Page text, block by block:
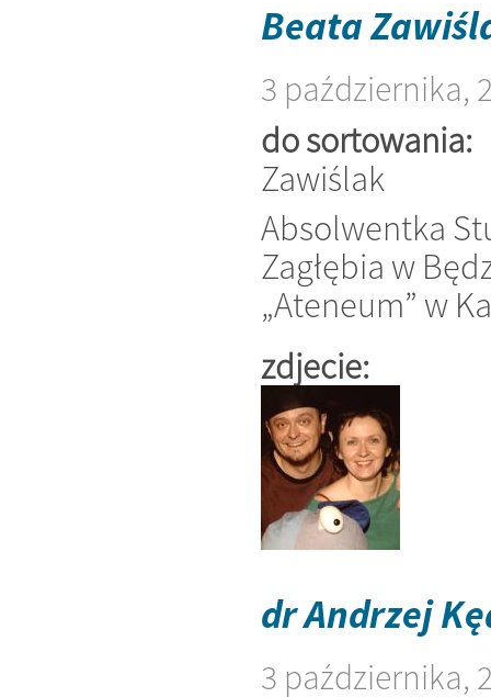
Beata
3 października,
do sortowania:
Zawiślak
Absolwentka
Zagłębia w
„Ateneum” w
zdjecie:
dr Andrzej
3 października,